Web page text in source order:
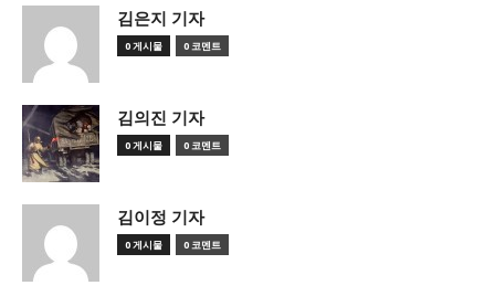
김은지 기자
0 게시물 0 코멘트
김의진 기자
0 게시물 0 코멘트
김이정 기자
0 게시물 0 코멘트